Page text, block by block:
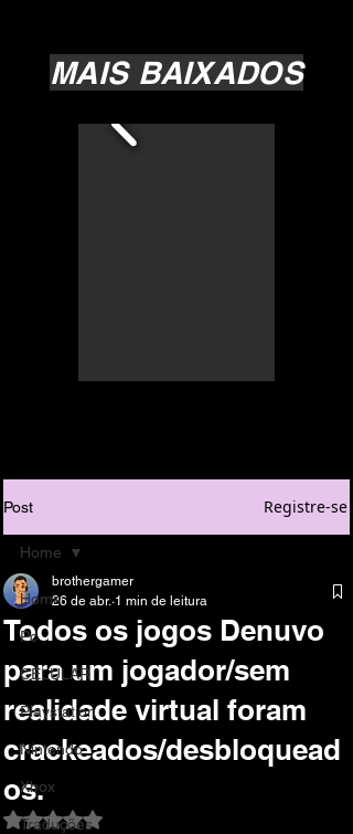
MAIS BAIXADOS
Post Registre-se
Home
Pc
CELULAR
Playstation
Nintendo
Xbox
Traduções
Home
Todos os jogos Denuvo
para um jogador/sem
realidade virtual foram
crackeados/desbloquead
os.
brothergamer
26 de abr. 1 min de leitura
Avaliado com NaN de 5 estrelas.